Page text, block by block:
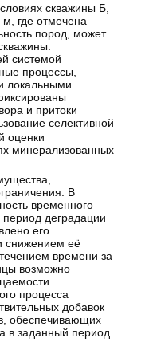
скважины Б,
м, где отмечена
пород, может
системой
процессы,
локальными
и притоки
селективной
оценки
минерализованных
В
временного
период деградации
его
снижением её
времени за
возможно
процесса
добавок
обеспечивающих
в заданный период.